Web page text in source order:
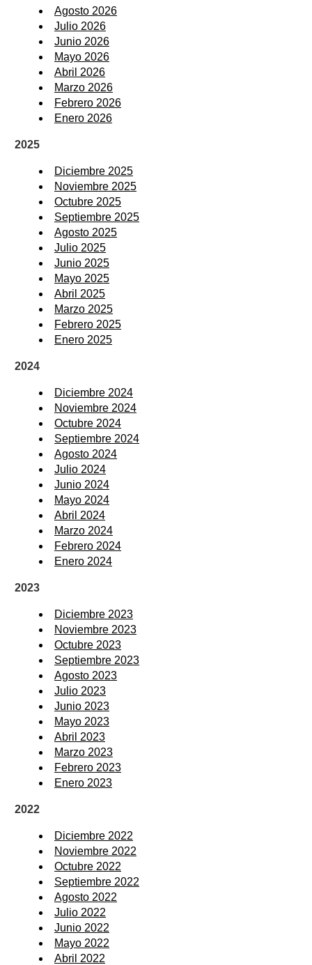
Agosto 2026
Julio 2026
Junio 2026
Mayo 2026
Abril 2026
Marzo 2026
Febrero 2026
Enero 2026
2025
Diciembre 2025
Noviembre 2025
Octubre 2025
Septiembre 2025
Agosto 2025
Julio 2025
Junio 2025
Mayo 2025
Abril 2025
Marzo 2025
Febrero 2025
Enero 2025
2024
Diciembre 2024
Noviembre 2024
Octubre 2024
Septiembre 2024
Agosto 2024
Julio 2024
Junio 2024
Mayo 2024
Abril 2024
Marzo 2024
Febrero 2024
Enero 2024
2023
Diciembre 2023
Noviembre 2023
Octubre 2023
Septiembre 2023
Agosto 2023
Julio 2023
Junio 2023
Mayo 2023
Abril 2023
Marzo 2023
Febrero 2023
Enero 2023
2022
Diciembre 2022
Noviembre 2022
Octubre 2022
Septiembre 2022
Agosto 2022
Julio 2022
Junio 2022
Mayo 2022
Abril 2022